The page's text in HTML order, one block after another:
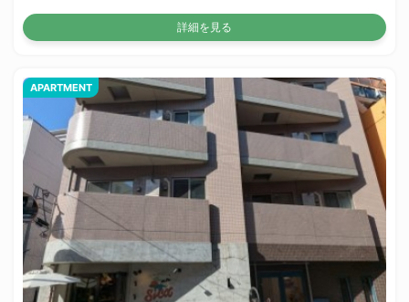
詳細を見る
APARTMENT